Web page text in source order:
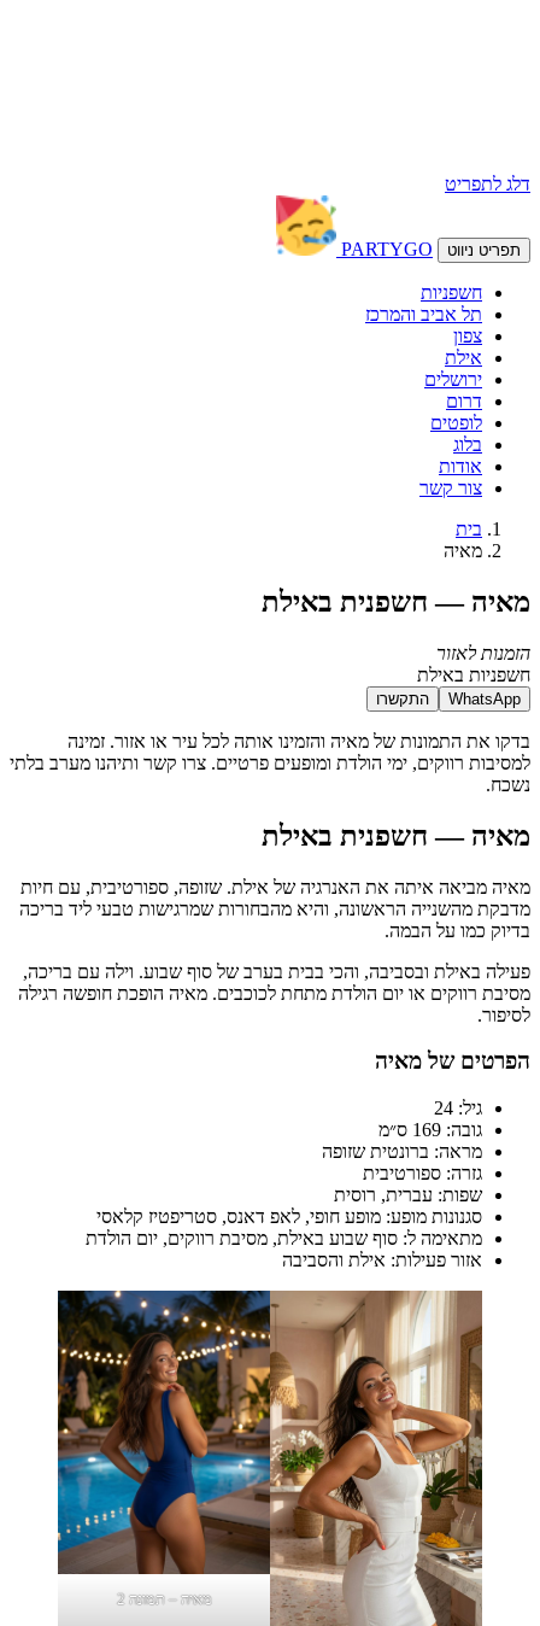
דלג לתפריט
תפריט ניווט PARTYGO
חשפניות
תל אביב והמרכז
צפון
אילת
ירושלים
דרום
לופטים
בלוג
אודות
צור קשר
בית
מאיה
מאיה — חשפנית באילת
הזמנות לאזור
חשפניות באילת
WhatsApp התקשרו
בדקו את התמונות של מאיה והזמינו אותה לכל עיר או אזור. זמינה
למסיבות רווקים, ימי הולדת ומופעים פרטיים. צרו קשר ותיהנו מערב בלתי
נשכח.
מאיה — חשפנית באילת
מאיה מביאה איתה את האנרגיה של אילת. שזופה, ספורטיבית, עם חיות
מדבקת מהשנייה הראשונה, והיא מהבחורות שמרגישות טבעי ליד בריכה
בדיוק כמו על הבמה.
פעילה באילת ובסביבה, והכי בבית בערב של סוף שבוע. וילה עם בריכה,
מסיבת רווקים או יום הולדת מתחת לכוכבים. מאיה הופכת חופשה רגילה
לסיפור.
הפרטים של מאיה
גיל: 24
גובה: 169 ס״מ
מראה: ברונטית שזופה
גזרה: ספורטיבית
שפות: עברית, רוסית
סגנונות מופע: מופע חופי, לאפ דאנס, סטריפטיז קלאסי
מתאימה ל: סוף שבוע באילת, מסיבת רווקים, יום הולדת
אזור פעילות: אילת והסביבה
מאיה – תמונה 2